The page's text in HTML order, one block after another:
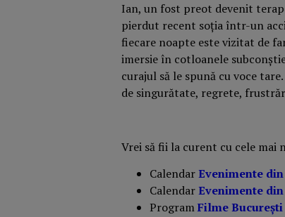
Ian, un fost preot devenit
pierdut recent soția într-un
fiecare noapte este vizitat de
imersie în cotloanele
curajul să le spună cu voce
de singurătate, regrete,
Vrei să fii la curent cu cele mai
CalendarEvenimente
CalendarEvenimente
ProgramFilme București